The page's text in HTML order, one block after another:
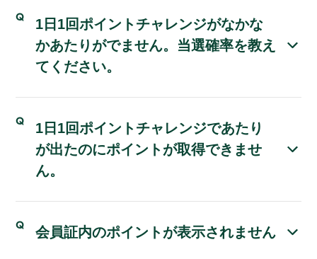
1日1回ポイントチャレンジがなかな
かあたりがでません。当選確率を教え
てください。
1日1回ポイントチャレンジであたり
が出たのにポイントが取得できませ
ん。
会員証内のポイントが表示されません